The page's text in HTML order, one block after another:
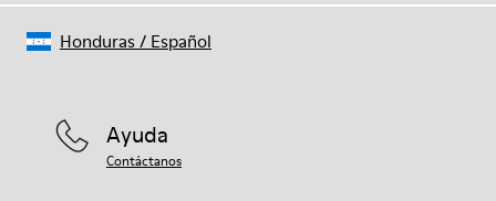
Ayuda
Contáctanos
Honduras/ Español